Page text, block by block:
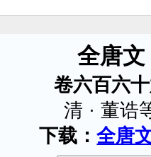
全唐文
卷六百六
清 · 董诰
下载：全唐